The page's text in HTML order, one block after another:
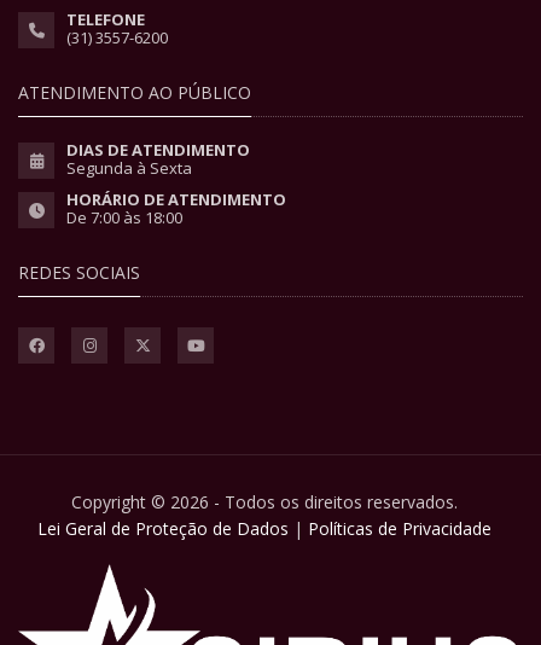
TELEFONE
(31) 3557-6200
ATENDIMENTO AO PÚBLICO
DIAS DE ATENDIMENTO
Segunda à Sexta
HORÁRIO DE ATENDIMENTO
De 7:00 às 18:00
REDES SOCIAIS
Copyright © 2026 - Todos os direitos reservados.
Lei Geral de Proteção de Dados | Políticas de Privacidade